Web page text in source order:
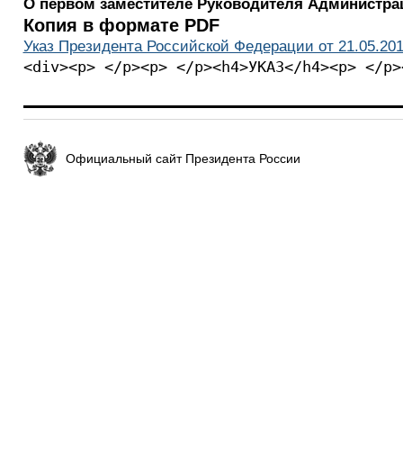
О первом заместителе Руководителя
Копия в формате PDF
Указ Президента Российской Федерации от
<div><p> </p><p> </p><h4>УКАЗ</h4><p> </
Официальный сайт Президента России